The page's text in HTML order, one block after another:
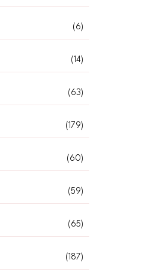
(6)
(14)
(63)
(179)
(60)
(59)
(65)
(187)